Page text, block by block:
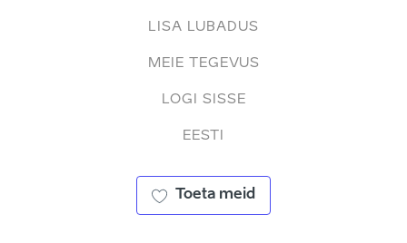
LISA LUBADUS
MEIE TEGEVUS
LOGI SISSE
EESTI
Toeta meid